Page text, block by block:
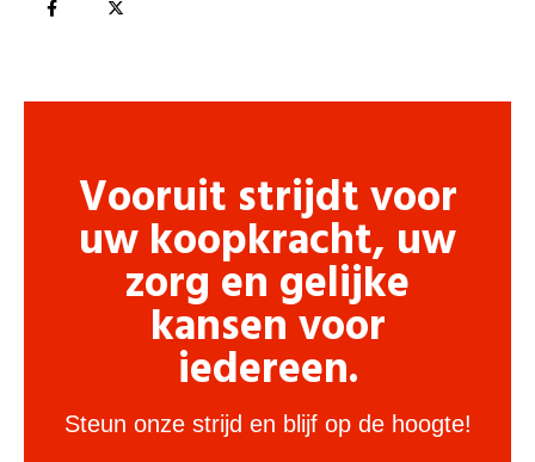
Vooruit strijdt voor
uw koopkracht, uw
zorg en gelijke
kansen voor
iedereen.
Steun onze strijd en blijf op de hoogte!